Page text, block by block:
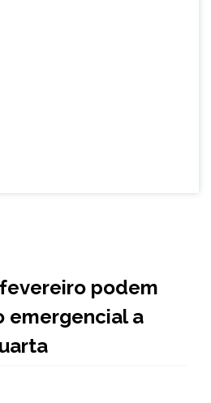
podem
emergencial a